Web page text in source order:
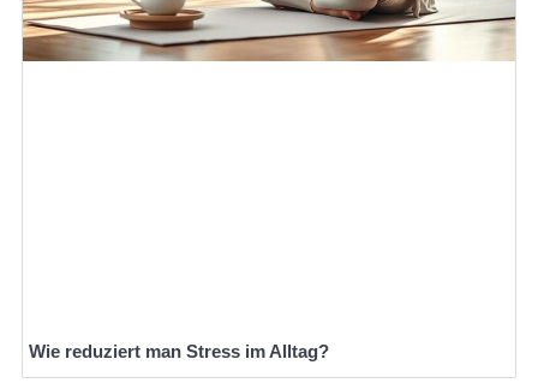
Wie reduziert man Stress im Alltag?